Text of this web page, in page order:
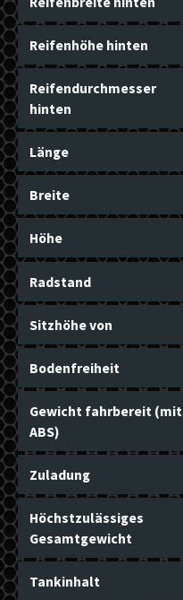
Reifenhöhe hinten
Reifendurchmesser
hinten
Länge
Breite
Höhe
Radstand
Sitzhöhe von
Bodenfreiheit
Gewicht fahrbereit (mit
ABS)
Zuladung
Höchstzulässiges
Gesamtgewicht
Tankinhalt